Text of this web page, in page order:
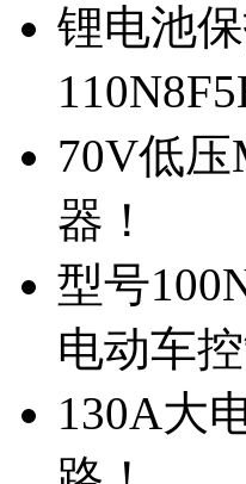
锂电池
70V低压
器！
型号
电动车控
130A大